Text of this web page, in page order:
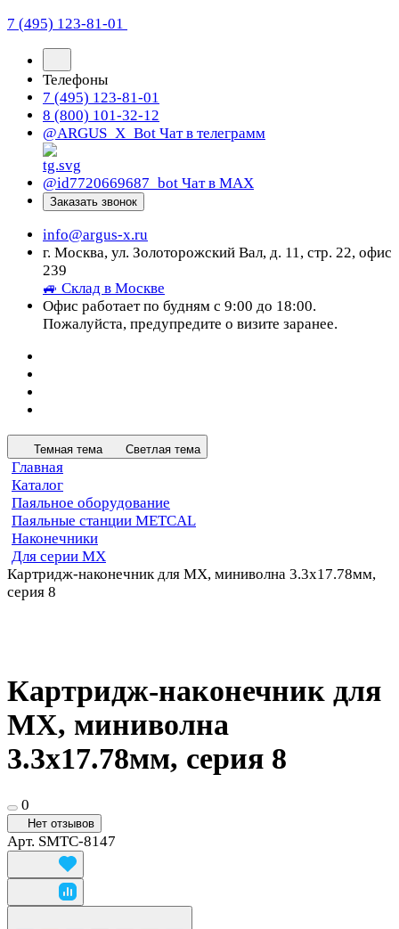
7 (495) 123-81-01
Телефоны
7 (495) 123-81-01
8 (800) 101-32-12
@ARGUS_X_Bot Чат в телеграмм
@id7720669687_bot Чат в МАХ
Заказать звонок
info@argus-x.ru
г. Москва, ул. Золоторожский Вал, д. 11, стр. 22, офис
239
🚙 Склад в Москве
Офис работает по будням с 9:00 до 18:00.
Пожалуйста, предупредите о визите заранее.
Темная тема Светлая тема
Главная
Каталог
Паяльное оборудование
Паяльные станции METCAL
Наконечники
Для серии MX
Картридж-наконечник для MX, миниволна 3.3х17.78мм,
серия 8
Картридж-наконечник для
MX, миниволна
3.3х17.78мм, серия 8
0
Нет отзывов
Арт. SMTC-8147